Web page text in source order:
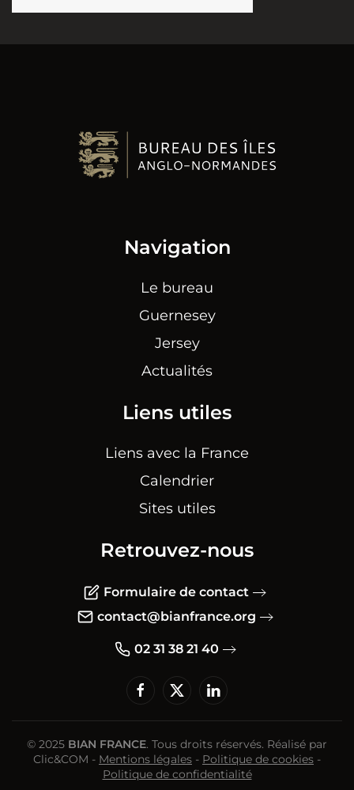
Navigation
Le bureau
Guernesey
Jersey
Actualités
Liens utiles
Liens avec la France
Calendrier
Sites utiles
Retrouvez-nous
Formulaire de contact
contact@bianfrance.org
02 31 38 21 40
© 2025 BIAN FRANCE. Tous droits réservés. Réalisé par
Clic&COM - Mentions légales - Politique de cookies -
Politique de confidentialité